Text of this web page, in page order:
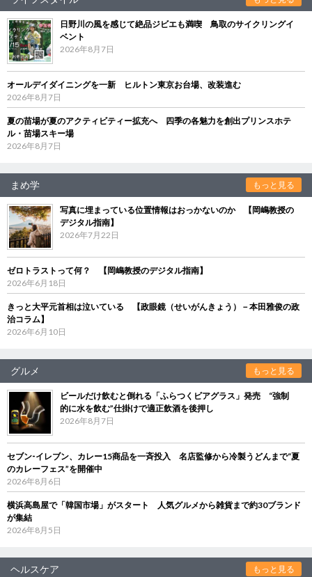
日野川の風を感じて絶品ジビエも満喫 鳥取のサイクリングイ
ベント
2026年8月7日
オールデイダイニングを一新 ヒルトン東京お台場、改装進む
2026年8月7日
夏の苗場が夏のアクティビティー拡充へ 四季の各魅力を創出プリンスホテ
ル・苗場スキー場
2026年8月7日
まめ学 もっと見る
写真に埋まっている位置情報はおっかないのか 【岡嶋教授の
デジタル指南】
2026年7月22日
ゼロトラストって何？ 【岡嶋教授のデジタル指南】
2026年6月18日
きっと大平元首相は泣いている 【政眼鏡（せいがんきょう）－本田雅俊の政
治コラム】
2026年6月10日
グルメ もっと見る
ビールだけ飲むと倒れる「ふらつくビアグラス」発売 “強制
的に水を飲む”仕掛けで適正飲酒を後押し
2026年8月7日
セブン‐イレブン、カレー15商品を一斉投入 名店監修から冷製うどんまで“夏
のカレーフェス”を開催中
2026年8月6日
横浜高島屋で「韓国市場」がスタート 人気グルメから雑貨まで約30ブランド
が集結
2026年8月5日
ヘルスケア もっと見る